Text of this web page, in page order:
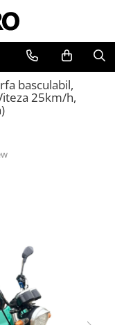
basculabil,
25km/h,